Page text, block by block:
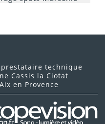
technique
Cassis la Ciotat
en Provence